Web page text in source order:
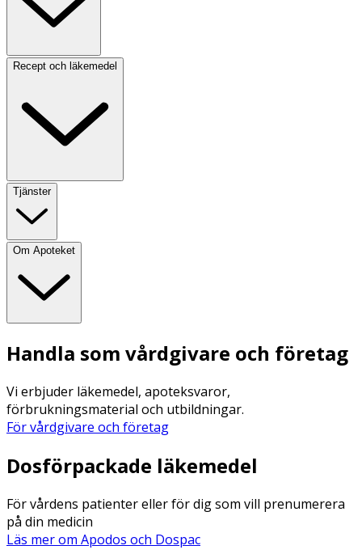
Recept och läkemedel
Tjänster
Om Apoteket
Handla som vårdgivare och företag
Vi erbjuder läkemedel, apoteksvaror,
förbrukningsmaterial och utbildningar.
För vårdgivare och företag
Dosförpackade läkemedel
För vårdens patienter eller för dig som vill prenumerera
på din medicin
Läs mer om Apodos och Dospac